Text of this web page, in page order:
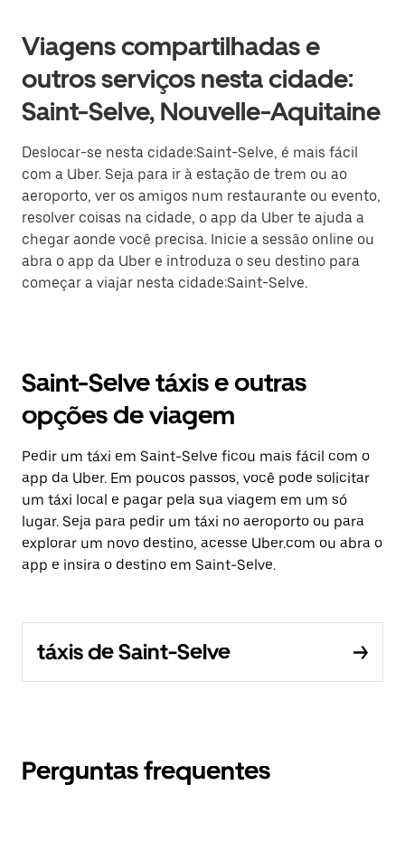
Viagens compartilhadas e
outros serviços nesta cidade:
Saint-Selve, Nouvelle-Aquitaine
Deslocar-se nesta cidade:Saint-Selve, é mais fácil
com a Uber. Seja para ir à estação de trem ou ao
aeroporto, ver os amigos num restaurante ou evento,
resolver coisas na cidade, o app da Uber te ajuda a
chegar aonde você precisa. Inicie a sessão online ou
abra o app da Uber e introduza o seu destino para
começar a viajar nesta cidade:Saint-Selve.
Saint-Selve táxis e outras
opções de viagem
Pedir um táxi em Saint-Selve ficou mais fácil com o
app da Uber. Em poucos passos, você pode solicitar
um táxi local e pagar pela sua viagem em um só
lugar. Seja para pedir um táxi no aeroporto ou para
explorar um novo destino, acesse Uber.com ou abra o
app e insira o destino em Saint-Selve.
táxis de Saint-Selve
Perguntas frequentes